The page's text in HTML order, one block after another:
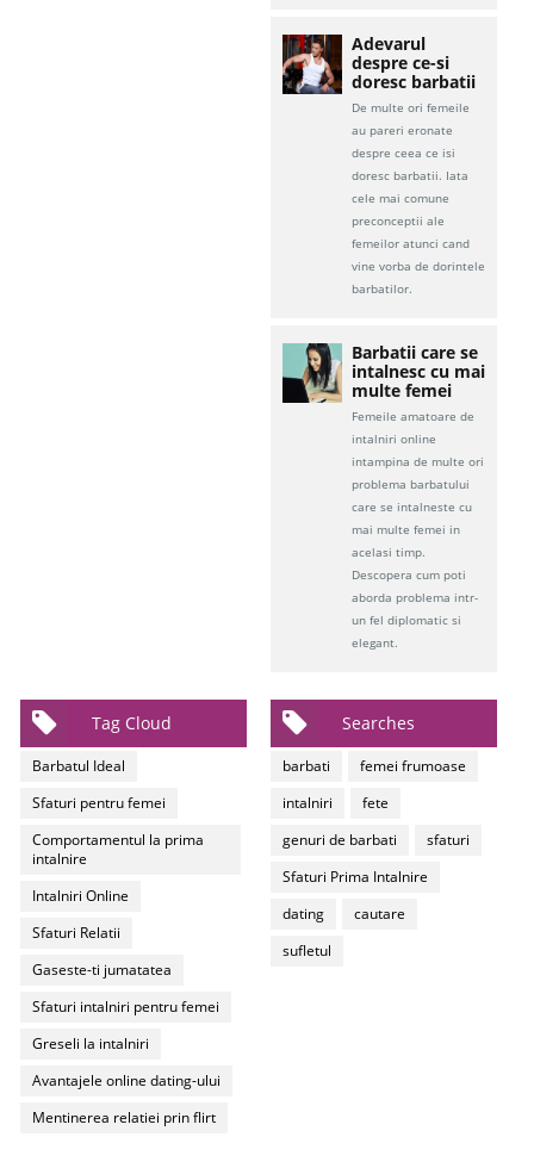
Adevarul
despre ce-si
doresc barbatii
De multe ori femeile
au pareri eronate
despre ceea ce isi
doresc barbatii. Iata
cele mai comune
preconceptii ale
femeilor atunci cand
vine vorba de dorintele
barbatilor.
Barbatii care se
intalnesc cu mai
multe femei
Femeile amatoare de
intalniri online
intampina de multe ori
problema barbatului
care se intalneste cu
mai multe femei in
acelasi timp.
Descopera cum poti
aborda problema intr-
un fel diplomatic si
elegant.
Tag Cloud
Barbatul Ideal
Sfaturi pentru femei
Comportamentul la prima
intalnire
Intalniri Online
Sfaturi Relatii
Gaseste-ti jumatatea
Sfaturi intalniri pentru femei
Greseli la intalniri
Avantajele online dating-ului
Mentinerea relatiei prin flirt
Searches
barbati
femei frumoase
intalniri
fete
genuri de barbati
sfaturi
Sfaturi Prima Intalnire
dating
cautare
sufletul